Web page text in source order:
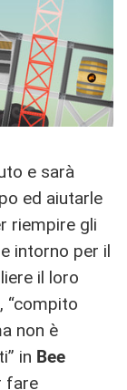
e sarà
ed aiutarle
riempire gli
intorno per il
il loro
“compito
non è
in Bee
fare